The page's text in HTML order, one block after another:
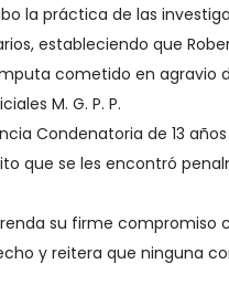
la práctica de las
estableciendo que
cometido en agravio
M. G. P. P.
Condenatoria de 13
que se les encontró
su firme compromiso
y reitera que ninguna